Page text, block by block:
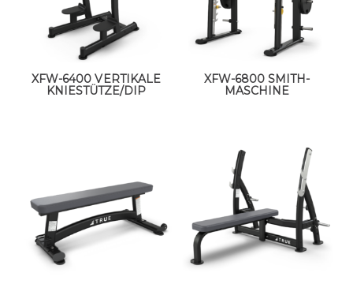
XFW-6400 VERTIKALE
KNIESTÜTZE/DIP
XFW-6800 SMITH-
MASCHINE